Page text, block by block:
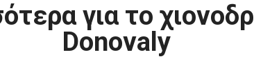
για το
Donovaly